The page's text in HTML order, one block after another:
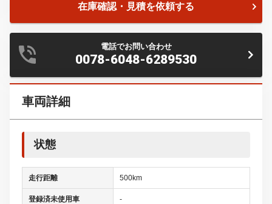
在庫確認・見積を依頼する
電話でお問い合わせ
0078-6048-6289530
車両詳細
状態
走行距離 500km
登録済未使用車 -